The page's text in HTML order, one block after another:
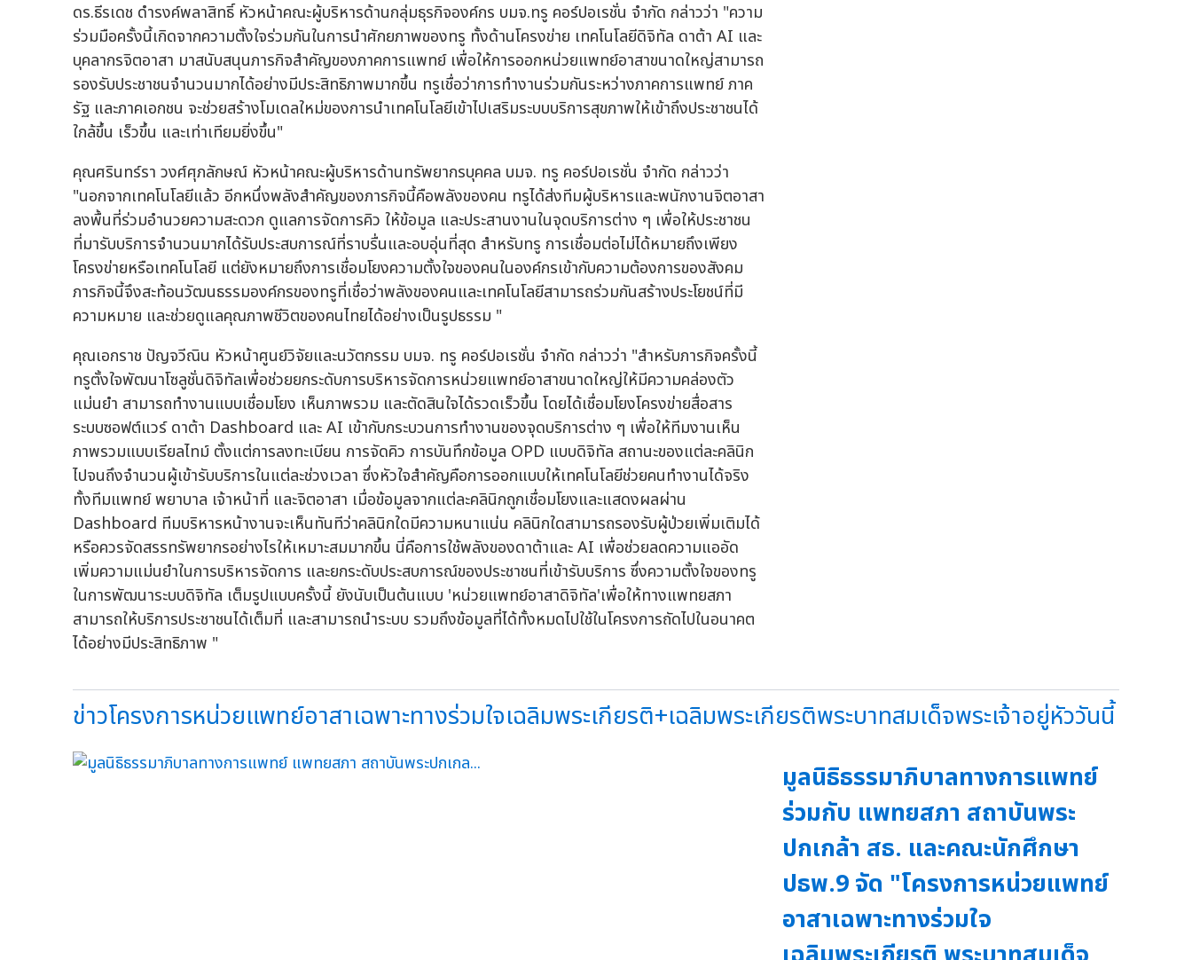
ดร.ธีรเดช ดำรงค์พลาสิทธิ์ หัวหน้าคณะผู้บริหารด้านกลุ่มธุรกิจองค์กร บมจ.ทรู คอร์ปอเรชั่น จำกัด กล่าวว่า "ความ
ร่วมมือครั้งนี้เกิดจากความตั้งใจร่วมกันในการนำศักยภาพของทรู ทั้งด้านโครงข่าย เทคโนโลยีดิจิทัล ดาต้า AI และ
บุคลากรจิตอาสา มาสนับสนุนภารกิจสำคัญของภาคการแพทย์ เพื่อให้การออกหน่วยแพทย์อาสาขนาดใหญ่สามารถ
รองรับประชาชนจำนวนมากได้อย่างมีประสิทธิภาพมากขึ้น ทรูเชื่อว่าการทำงานร่วมกันระหว่างภาคการแพทย์ ภาค
รัฐ และภาคเอกชน จะช่วยสร้างโมเดลใหม่ของการนำเทคโนโลยีเข้าไปเสริมระบบบริการสุขภาพให้เข้าถึงประชาชนได้
ใกล้ขึ้น เร็วขึ้น และเท่าเทียมยิ่งขึ้น"
คุณศรินทร์รา วงศ์ศุภลักษณ์ หัวหน้าคณะผู้บริหารด้านทรัพยากรบุคคล บมจ. ทรู คอร์ปอเรชั่น จำกัด กล่าวว่า
"นอกจากเทคโนโลยีแล้ว อีกหนึ่งพลังสำคัญของภารกิจนี้คือพลังของคน ทรูได้ส่งทีมผู้บริหารและพนักงานจิตอาสา
ลงพื้นที่ร่วมอำนวยความสะดวก ดูแลการจัดการคิว ให้ข้อมูล และประสานงานในจุดบริการต่าง ๆ เพื่อให้ประชาชน
ที่มารับบริการจำนวนมากได้รับประสบการณ์ที่ราบรื่นและอบอุ่นที่สุด สำหรับทรู การเชื่อมต่อไม่ได้หมายถึงเพียง
โครงข่ายหรือเทคโนโลยี แต่ยังหมายถึงการเชื่อมโยงความตั้งใจของคนในองค์กรเข้ากับความต้องการของสังคม
ภารกิจนี้จึงสะท้อนวัฒนธรรมองค์กรของทรูที่เชื่อว่าพลังของคนและเทคโนโลยีสามารถร่วมกันสร้างประโยชน์ที่มี
ความหมาย และช่วยดูแลคุณภาพชีวิตของคนไทยได้อย่างเป็นรูปธรรม "
คุณเอกราช ปัญจวีณิน หัวหน้าศูนย์วิจัยและนวัตกรรม บมจ. ทรู คอร์ปอเรชั่น จำกัด กล่าวว่า "สำหรับภารกิจครั้งนี้
ทรูตั้งใจพัฒนาโซลูชั่นดิจิทัลเพื่อช่วยยกระดับการบริหารจัดการหน่วยแพทย์อาสาขนาดใหญ่ให้มีความคล่องตัว
แม่นยำ สามารถทำงานแบบเชื่อมโยง เห็นภาพรวม และตัดสินใจได้รวดเร็วขึ้น โดยได้เชื่อมโยงโครงข่ายสื่อสาร
ระบบซอฟต์แวร์ ดาต้า Dashboard และ AI เข้ากับกระบวนการทำงานของจุดบริการต่าง ๆ เพื่อให้ทีมงานเห็น
ภาพรวมแบบเรียลไทม์ ตั้งแต่การลงทะเบียน การจัดคิว การบันทึกข้อมูล OPD แบบดิจิทัล สถานะของแต่ละคลินิก
ไปจนถึงจำนวนผู้เข้ารับบริการในแต่ละช่วงเวลา ซึ่งหัวใจสำคัญคือการออกแบบให้เทคโนโลยีช่วยคนทำงานได้จริง
ทั้งทีมแพทย์ พยาบาล เจ้าหน้าที่ และจิตอาสา เมื่อข้อมูลจากแต่ละคลินิกถูกเชื่อมโยงและแสดงผลผ่าน
Dashboard ทีมบริหารหน้างานจะเห็นทันทีว่าคลินิกใดมีความหนาแน่น คลินิกใดสามารถรองรับผู้ป่วยเพิ่มเติมได้
หรือควรจัดสรรทรัพยากรอย่างไรให้เหมาะสมมากขึ้น นี่คือการใช้พลังของดาต้าและ AI เพื่อช่วยลดความแออัด
เพิ่มความแม่นยำในการบริหารจัดการ และยกระดับประสบการณ์ของประชาชนที่เข้ารับบริการ ซึ่งความตั้งใจของทรู
ในการพัฒนาระบบดิจิทัล เต็มรูปแบบครั้งนี้ ยังนับเป็นต้นแบบ 'หน่วยแพทย์อาสาดิจิทัล'เพื่อให้ทางแพทยสภา
สามารถให้บริการประชาชนได้เต็มที่ และสามารถนำระบบ รวมถึงข้อมูลที่ได้ทั้งหมดไปใช้ในโครงการถัดไปในอนาคต
ได้อย่างมีประสิทธิภาพ "
ข่าวโครงการหน่วยแพทย์อาสาเฉพาะทางร่วมใจเฉลิมพระเกียรติ+เฉลิมพระเกียรติพระบาทสมเด็จพระเจ้าอยู่หัววันนี้
มูลนิธิธรรมาภิบาลทางการแพทย์
ร่วมกับ แพทยสภา สถาบันพระ
ปกเกล้า สธ. และคณะนักศึกษา
ปธพ.9 จัด "โครงการหน่วยแพทย์
อาสาเฉพาะทางร่วมใจ